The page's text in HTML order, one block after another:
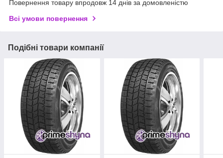
Повернення товару впродовж 14 днів за домовленістю
Всі умови повернення
Подібні товари компанії